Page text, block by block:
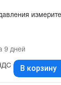
9 дней
В корзину